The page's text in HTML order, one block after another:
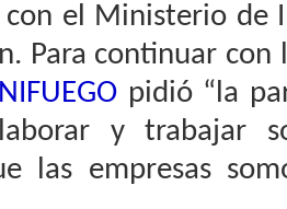
el Ministerio de
Para continuar
pidió “la
y trabajar
las empresas